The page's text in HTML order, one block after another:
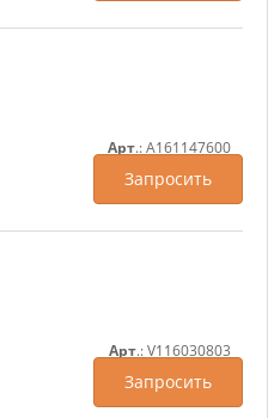
Арт.: A161147600
Запросить
Арт.: V116030803
Запросить